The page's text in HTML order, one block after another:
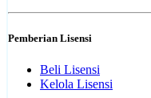
Pemberian Lisensi
Beli Lisensi
Kelola Lisensi